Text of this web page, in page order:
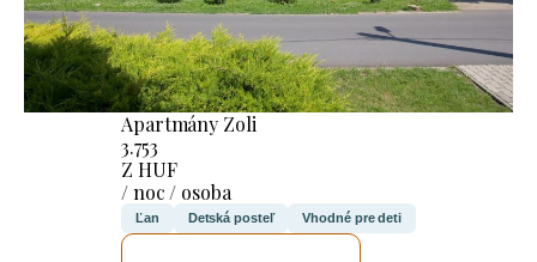
Apartmány Zoli
3.753
Z HUF
/ noc / osoba
Ľan Detská posteľ Vhodné pre deti